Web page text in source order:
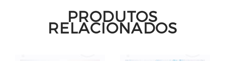
PRODUTOS
RELACIONADOS